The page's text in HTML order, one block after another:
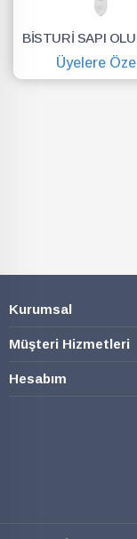
Üyelere Özel
Kurumsal
Müşteri Hizmetleri
Hesabım